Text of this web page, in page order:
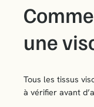
une
Tous les tissus
à vérifier avant